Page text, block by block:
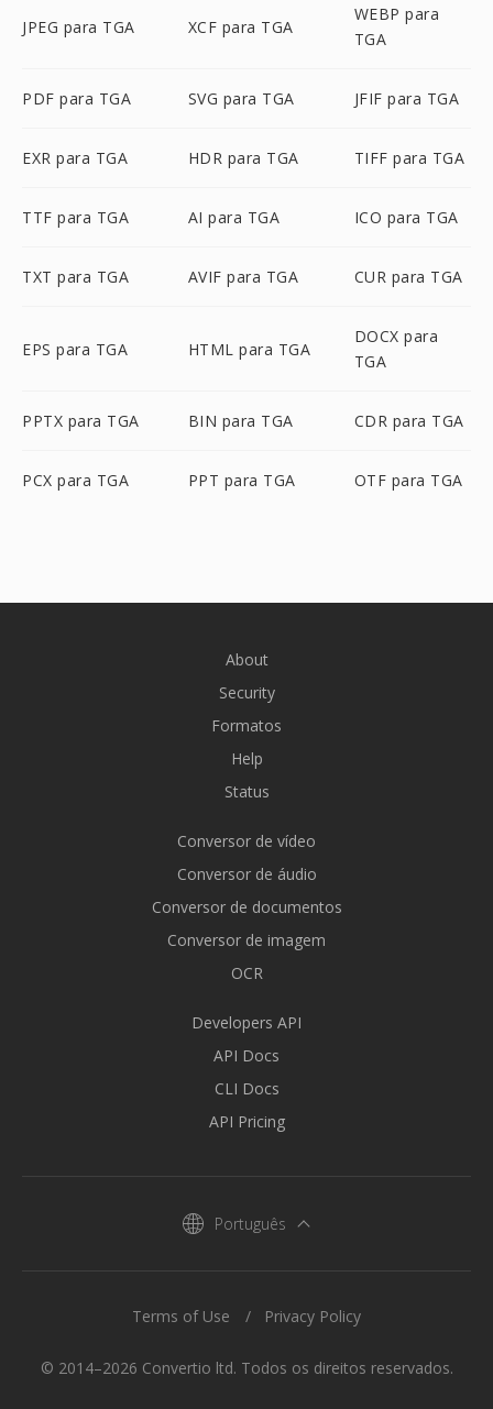
JPEG para TGA XCF para TGA
WEBP para
TGA
PDF para TGA SVG para TGA JFIF para TGA
EXR para TGA HDR para TGA TIFF para TGA
TTF para TGA AI para TGA ICO para TGA
TXT para TGA AVIF para TGA CUR para TGA
EPS para TGA HTML para TGA
DOCX para
TGA
PPTX para TGA BIN para TGA CDR para TGA
PCX para TGA PPT para TGA OTF para TGA
About
Security
Formatos
Help
Status
Conversor de vídeo
Conversor de áudio
Conversor de documentos
Conversor de imagem
OCR
Developers API
API Docs
CLI Docs
API Pricing
Português
© 2014–2026 Convertio ltd. Todos os direitos reservados.
Terms of Use Privacy Policy